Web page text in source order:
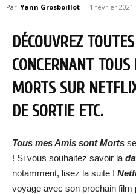
Par Yann Grosboillot - 1 février 2021
DÉCOUVREZ
CONCERNANT
MORTS SUR
DE SORTIE ETC.
Tous mes Amis sont Morts
! Si vous souhaitez savoir la
notamment, lisez la suite !
voyage avec son prochain film